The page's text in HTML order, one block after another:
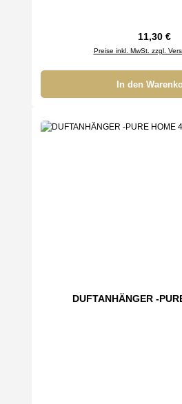
Regulärer
11,30 €
Preise inkl. MwSt. zzgl.
In den
DUFTANHÄNGER -